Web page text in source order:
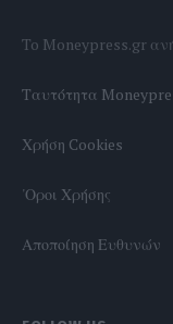
To Moneypress.gr
Tαυτότητα
Χρήση Cookies
'Οροι Χρήσης
Αποποίηση Ευθυνών